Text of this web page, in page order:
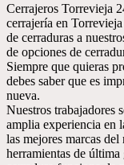
Cerrajeros Torrevieja
cerrajería en
de cerraduras a
de opciones de
Siempre que quieras
debes saber que es
nueva.
Nuestros trabajadores
amplia experiencia en
las mejores marcas
herramientas de